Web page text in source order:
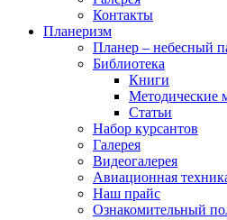
Контакты
Планеризм
Планер – небесный
Библиотека
Книги
Методические
Статьи
Набор курсантов
Галерея
Видеогалерея
Авиационная
Наш прайс
Ознакомительный